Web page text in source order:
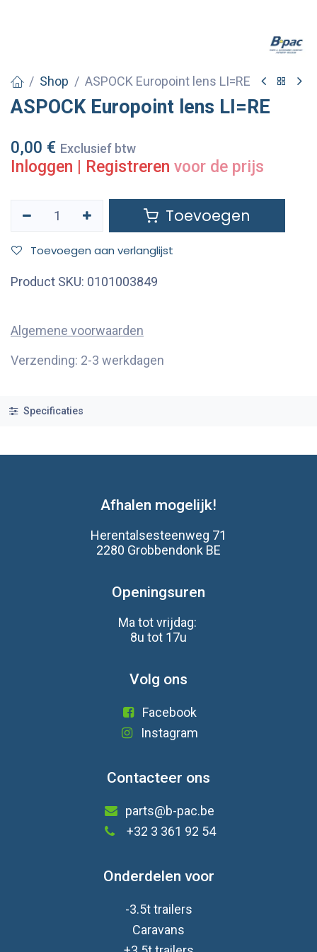
Shop ASPOCK Europoint lens LI=RE
ASPOCK Europoint lens LI=RE
0,00 € Exclusief btw
Inloggen Registreren voor de prijs
Toevoegen
Toevoegen aan verlanglijst
Product SKU: 0101003849
Algemene voorwaarden
Verzending: 2-3 werkdagen
Specificaties
Afhalen mogelijk!
Herentalsesteenweg 71
2280 Grobbendonk BE
Openingsuren
Ma tot vrijdag:
8u tot 17u
Volg ons
Facebook
Instagram
Contacteer ons
parts@b-pac.be
+32 3 361 92 54
Onderdelen voor
-3.5t trailers
Caravans